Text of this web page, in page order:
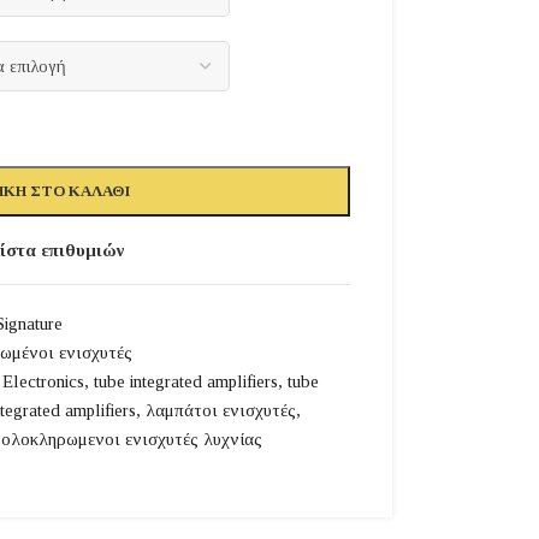
ΣΤΟ ΚΑΛΆΘΙ
επιθυμιών
ενισχυτές
Electronics, tube integrated amplifiers, tube
amplifiers, λαμπάτοι ενισχυτές,
ολοκληρωμενοι ενισχυτές λυχνίας